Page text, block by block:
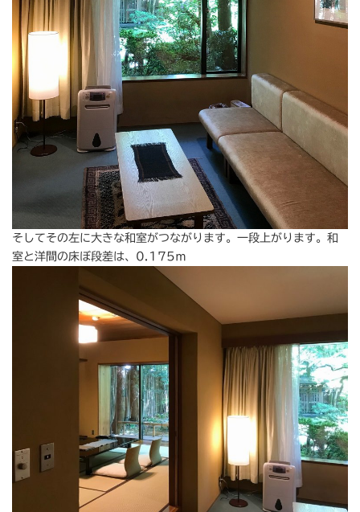
そしてその左に大きな和室がつながります。一段上がります。和
室と洋間の床ぼ段差は、0.175ｍ